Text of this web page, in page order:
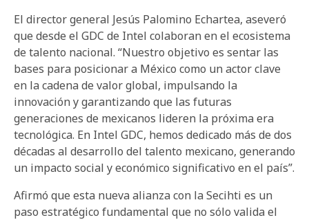
El director general Jesús Palomino Echartea, aseveró
que desde el GDC de Intel colaboran en el ecosistema
de talento nacional. “Nuestro objetivo es sentar las
bases para posicionar a México como un actor clave
en la cadena de valor global, impulsando la
innovación y garantizando que las futuras
generaciones de mexicanos lideren la próxima era
tecnológica. En Intel GDC, hemos dedicado más de dos
décadas al desarrollo del talento mexicano, generando
un impacto social y económico significativo en el país”.
Afirmó que esta nueva alianza con la Secihti es un
paso estratégico fundamental que no sólo valida el